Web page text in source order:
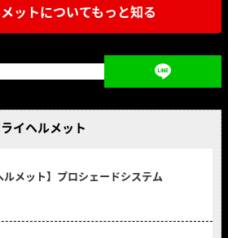
ットについてもっと知る
イヘルメット
ルメット】プロシェードシステム